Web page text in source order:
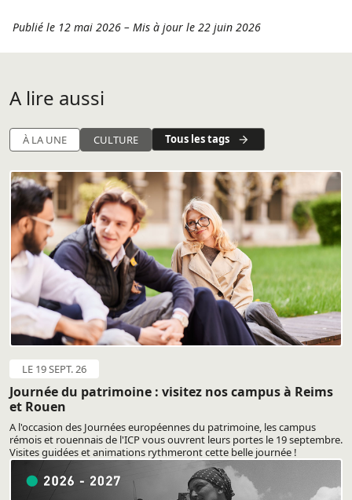
Publié le 12 mai 2026 – Mis à jour le 22 juin 2026
A lire aussi
À LA UNE CULTURE Tous les tags
LE 19 SEPT. 26
Journée du patrimoine : visitez nos campus à Reims
et Rouen
A l'occasion des Journées européennes du patrimoine, les campus
rémois et rouennais de l'ICP vous ouvrent leurs portes le 19 septembre.
Visites guidées et animations rythmeront cette belle journée !